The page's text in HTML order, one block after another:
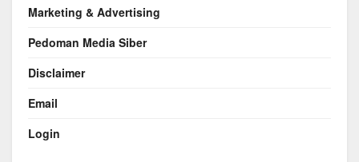
Marketing & Advertising
Pedoman Media Siber
Disclaimer
Email
Login